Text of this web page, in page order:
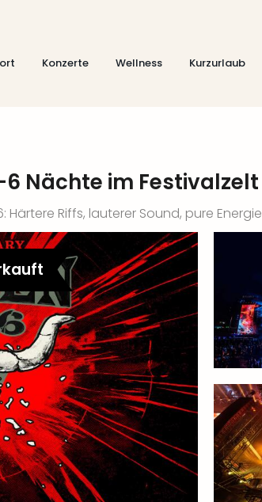
Konzerte Wellness Kurzurlaub
Nächte im Festivalzelt
Riffs, lauterer Sound, pure Energie